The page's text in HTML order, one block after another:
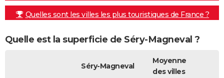
Quelles sont les villes les plus touristiques de France ?
Quelle est la superficie de Séry-Magneval ?
Séry-Magneval
Moyenne
des villes